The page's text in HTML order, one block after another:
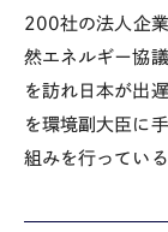
200社の法人企
然エネルギー協
を訪れ日本が出
を環境副大臣に
組みを行っている